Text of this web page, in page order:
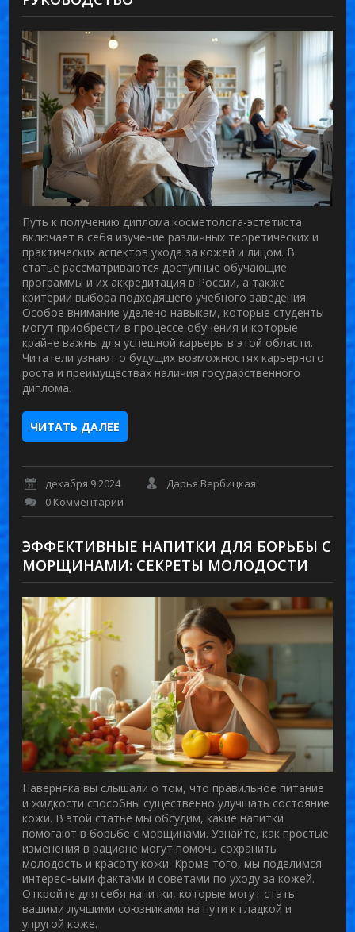
Путь к получению диплома косметолога-эстетиста
включает в себя изучение различных теоретических и
практических аспектов ухода за кожей и лицом. В
статье рассматриваются доступные обучающие
программы и их аккредитация в России, а также
критерии выбора подходящего учебного заведения.
Особое внимание уделено навыкам, которые студенты
могут приобрести в процессе обучения и которые
крайне важны для успешной карьеры в этой области.
Читатели узнают о будущих возможностях карьерного
роста и преимуществах наличия государственного
диплома.
ЧИТАТЬ ДАЛЕЕ
декабря 9 2024
Дарья Вербицкая
0 Комментарии
ЭФФЕКТИВНЫЕ НАПИТКИ ДЛЯ БОРЬБЫ С
МОРЩИНАМИ: СЕКРЕТЫ МОЛОДОСТИ
Наверняка вы слышали о том, что правильное питание
и жидкости способны существенно улучшать состояние
кожи. В этой статье мы обсудим, какие напитки
помогают в борьбе с морщинами. Узнайте, как простые
изменения в рационе могут помочь сохранить
молодость и красоту кожи. Кроме того, мы поделимся
интересными фактами и советами по уходу за кожей.
Откройте для себя напитки, которые могут стать
вашими лучшими союзниками на пути к гладкой и
упругой коже.